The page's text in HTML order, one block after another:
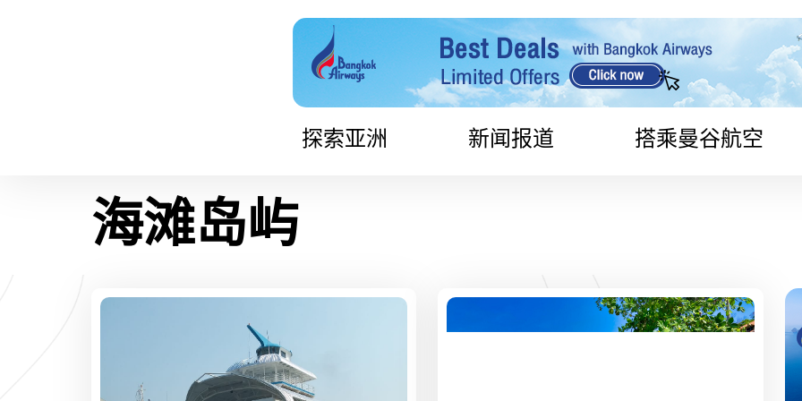
探索亚洲 新闻报道 搭乘曼谷航空
海滩岛屿